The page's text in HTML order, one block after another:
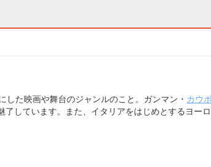
た映画や舞台のジャンルのこと。ガンマン・ カウ
しています。また、イタリアをはじめとするヨー